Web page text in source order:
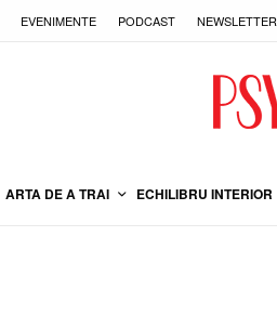
EVENIMENTE PODCAST NEWSLETTER
ARTA DE A TRAI ECHILIBRU INTERIOR